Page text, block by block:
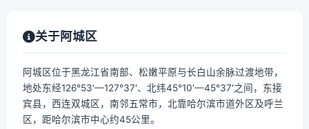
关于阿城区
阿城区位于黑龙江省南部、松嫩平原与长白山余脉过渡地带，
地处东经126°53′—127°37′、北纬45°10′—45°37′之间，东接
宾县，西连双城区，南邻五常市，北靠哈尔滨市道外区及呼兰
区，距哈尔滨市中心约45公里。